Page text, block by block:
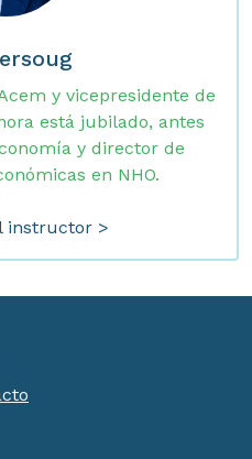
y vicepresidente de
está jubilado, antes
y director de
en NHO.
instructor >